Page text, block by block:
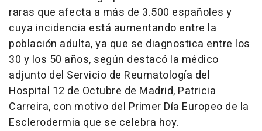
raras que afecta a más de 3.500 españoles y
cuya incidencia está aumentando entre la
población adulta, ya que se diagnostica entre los
30 y los 50 años, según destacó la médico
adjunto del Servicio de Reumatología del
Hospital 12 de Octubre de Madrid, Patricia
Carreira, con motivo del Primer Día Europeo de la
Esclerodermia que se celebra hoy.